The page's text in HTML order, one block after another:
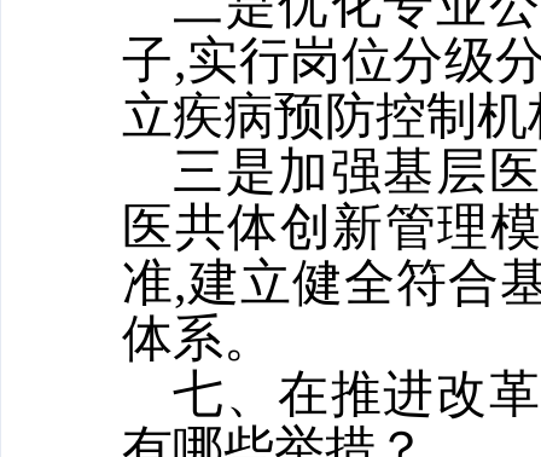
子,实行岗位分级
立疾病预防控制
三是加强基层
医共体创新管理
准,建立健全符合
体系。
七、在推进改